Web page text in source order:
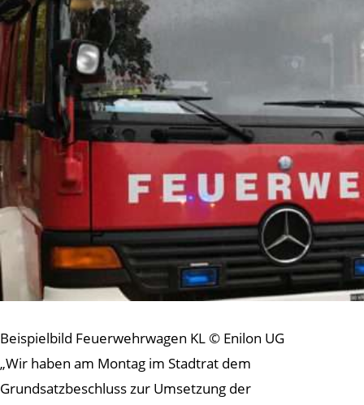
Beispielbild Feuerwehrwagen KL © Enilon UG
„Wir haben am Montag im Stadtrat dem
Grundsatzbeschluss zur Umsetzung der